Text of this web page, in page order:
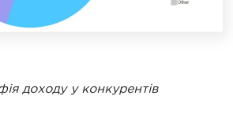
доходу у конкурентів